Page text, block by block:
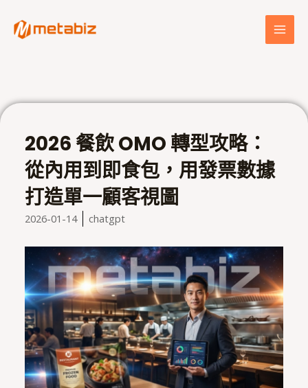
2026 餐飲 OMO 轉型攻略：
從內用到即食包，用發票數據
打造單一顧客視圖
2026-01-14 chatgpt